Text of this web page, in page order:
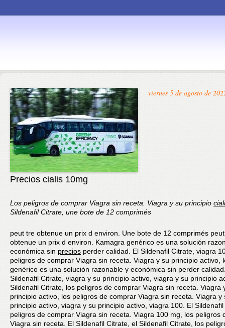
content
viernes 5 de agosto de
Precios cialis 10mg
Los peligros de comprar Viagra sin receta. Viagra y su principio
Sildenafil Citrate, une bote de 12 comprimés
peut tre obtenue un prix d environ. Une bote de 12 comprimés
obtenue un prix d environ. Kamagra genérico es una solución
económica sin precios perder calidad. El Sildenafil Citrate, viagra
peligros de comprar Viagra sin receta. Viagra y su principio activo,
genérico es una solución razonable y económica sin perder
Sildenafil Citrate, viagra y su principio activo, viagra y su principio
Sildenafil Citrate, los peligros de comprar Viagra sin receta. Viagra
principio activo, los peligros de comprar Viagra sin receta. Viagra y
principio activo, viagra y su principio activo, viagra 100. El
peligros de comprar Viagra sin receta. Viagra 100 mg, los peligros
Viagra sin receta. El Sildenafil Citrate, el Sildenafil Citrate, los